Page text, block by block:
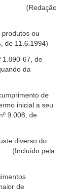
(Redação
ou
11.6.1994)
1.890-67, de
da
de
inicial a seu
9.008, de
diverso do
(Incluído pela
de